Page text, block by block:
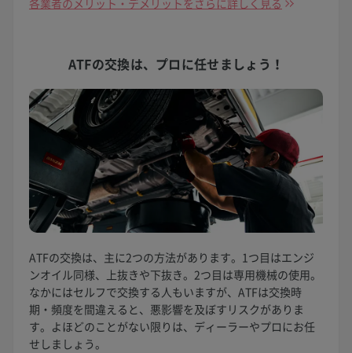
各業者のメリット・デメリットをさらに詳しく見る
ATFの交換は、 プロに任せましょう！
ATFの交換は、主に2つの方法があります。1つ目はエンジ
ンオイル同様、上抜きや下抜き。2つ目は専用機械の使用。
なかにはセルフで交換する人もいますが、ATFは交換時
期・頻度を間違えると、悪影響を及ぼすリスクがありま
す。よほどのことがない限りは、ディーラーやプロにお任
せしましょう。